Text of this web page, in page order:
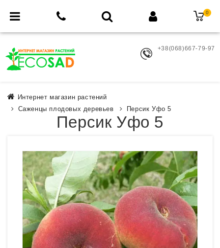
0
+38(068)667-79-97
Интернет магазин растений
Саженцы плодовых деревьев
Персик Уфо 5
Персик Уфо 5